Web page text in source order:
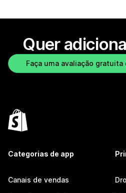
Quer
Faça uma avaliação
Categorias de app
Canais de vendas